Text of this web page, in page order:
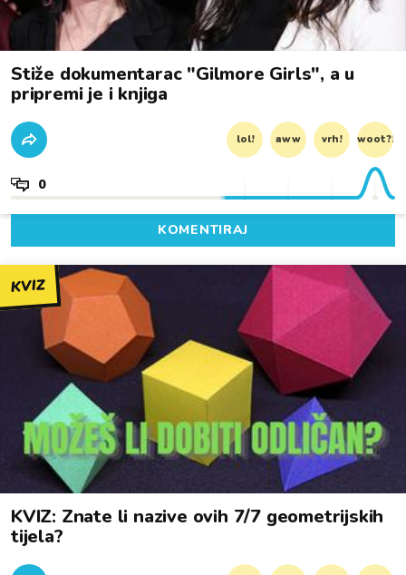
Stiže dokumentarac "Gilmore Girls", a u
pripremi je i knjiga
lol! aww vrh! woot?!
0
KOMENTIRAJ
KVIZ
KVIZ: Znate li nazive ovih 7/7 geometrijskih
tijela?